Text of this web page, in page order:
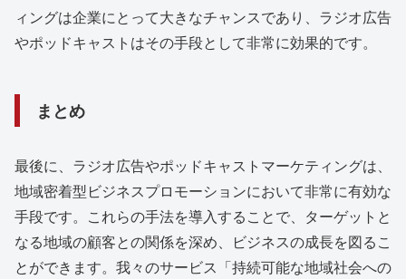
ィングは企業にとって大きなチャンスであり、ラジオ広告
やポッドキャストはその手段として非常に効果的です。
まとめ
最後に、ラジオ広告やポッドキャストマーケティングは、
地域密着型ビジネスプロモーションにおいて非常に有効な
手段です。これらの手法を導入することで、ターゲットと
なる地域の顧客との関係を深め、ビジネスの成長を図るこ
とができます。我々のサービス「持続可能な地域社会への